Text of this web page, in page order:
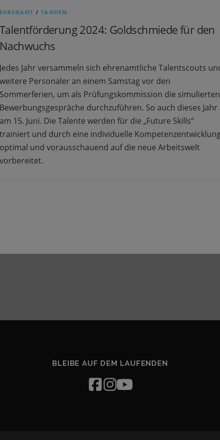
EHRENAMT /TANDEM
Talentförderung 2024: Goldschmiede für den
Nachwuchs
Jedes Jahr versammeln sich ehrenamtliche Talentscouts
weitere Personaler an einem Samstag vor den
Sommerferien, um als Prüfungskommission die simulierten
Bewerbungsgespräche durchzuführen. So auch dieses Jahr
am 15. Juni. Die Talente werden für die „Future Skills“
trainiert und durch eine individuelle
optimal und vorausschauend auf die neue Arbeitswelt
vorbereitet.
BLEIBE AUF DEM LAUFENDEN